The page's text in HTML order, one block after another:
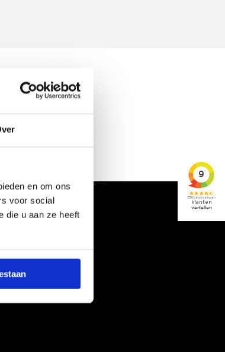
en om ons
voor social
die u aan ze heeft
verhuisd is.